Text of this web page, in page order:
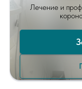
Лечение и